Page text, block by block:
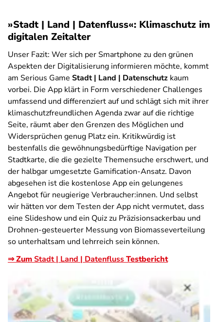
»Stadt | Land | Datenfluss«: Klimaschutz im
digitalen Zeitalter
Unser Fazit: Wer sich per Smartphone zu den grünen
Aspekten der Digitalisierung informieren möchte, kommt
am Serious Game Stadt | Land | Datenschutz kaum
vorbei. Die App klärt in Form verschiedener Challenges
umfassend und differenziert auf und schlägt sich mit ihrer
klimaschutzfreundlichen Agenda zwar auf die richtige
Seite, räumt aber den Grenzen des Möglichen und
Widersprüchen genug Platz ein. Kritikwürdig ist
bestenfalls die gewöhnungsbedürftige Navigation per
Stadtkarte, die die gezielte Themensuche erschwert, und
der halbgar umgesetzte Gamification-Ansatz. Davon
abgesehen ist die kostenlose App ein gelungenes
Angebot für neugierige Verbraucher:innen. Und selbst
wir hätten vor dem Testen der App nicht vermutet, dass
eine Slideshow und ein Quiz zu Präzisionsackerbau und
Drohnen-gesteuerter Messung von Biomasseverteilung
so unterhaltsam und lehrreich sein können.
⇒ ZumStadt | Land | DatenflussTestbericht